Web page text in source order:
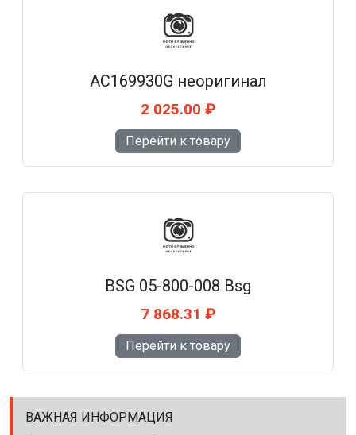
AC169930G неоригинал
2 025.00 ₽
Перейти к товару
BSG 05-800-008 Bsg
7 868.31 ₽
Перейти к товару
ВАЖНАЯ ИНФОРМАЦИЯ